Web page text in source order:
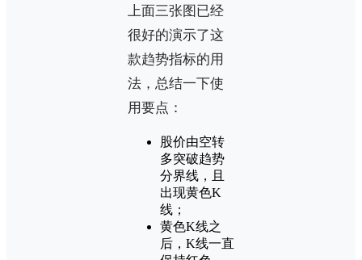
上面三张图已经
很好的演示了这
款趋势指标的用
法，总结一下使
用要点：
股价由空转
多突破趋势
分界线，且
出现黄色K
线；
黄色K线之
后，K线一直